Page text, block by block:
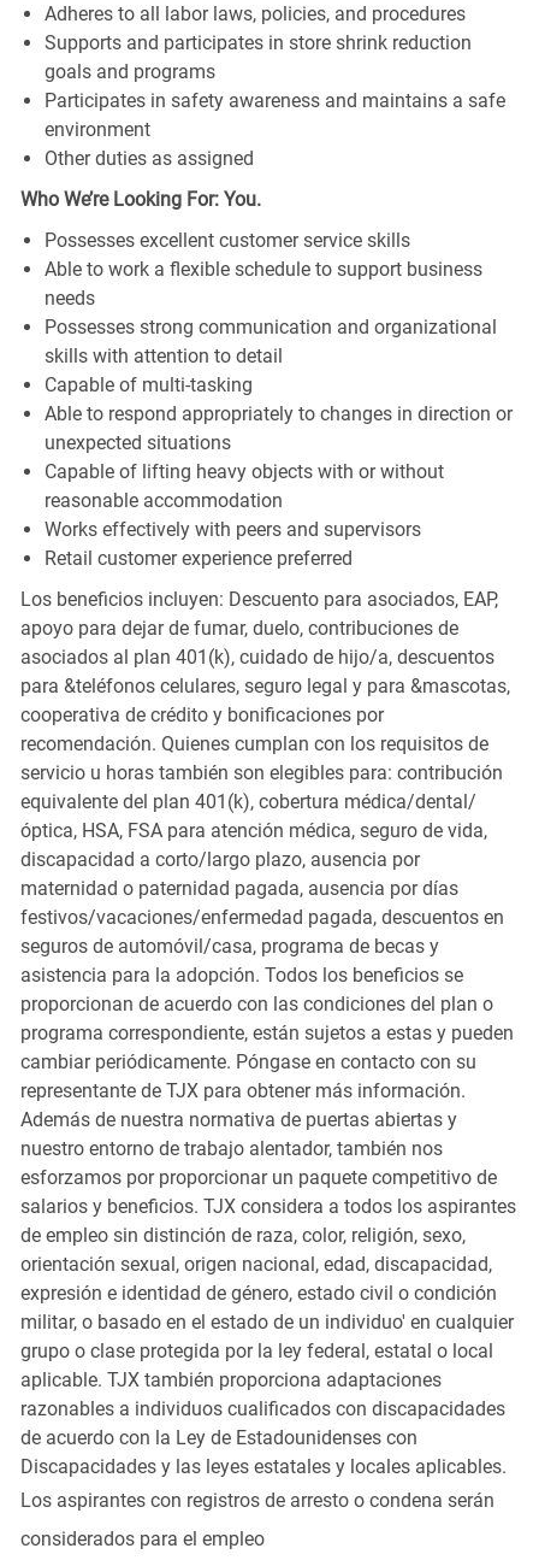
Adheres to all labor laws, policies, and procedures
Supports and participates in store shrink reduction
goals and programs
Participates in safety awareness and maintains a safe
environment
Other duties as assigned
Who We’re Looking For: You.
Possesses excellent customer service skills
Able to work a flexible schedule to support business
needs
Possesses strong communication and organizational
skills with attention to detail
Capable of multi-tasking
Able to respond appropriately to changes in direction or
unexpected situations
Capable of lifting heavy objects with or without
reasonable accommodation
Works effectively with peers and supervisors
Retail customer experience preferred
Los beneficios incluyen: Descuento para asociados, EAP,
apoyo para dejar de fumar, duelo, contribuciones de
asociados al plan 401(k), cuidado de hijo/a, descuentos
para &teléfonos celulares, seguro legal y para &mascotas,
cooperativa de crédito y bonificaciones por
recomendación. Quienes cumplan con los requisitos de
servicio u horas también son elegibles para: contribución
equivalente del plan 401(k), cobertura médica/dental/
óptica, HSA, FSA para atención médica, seguro de vida,
discapacidad a corto/largo plazo, ausencia por
maternidad o paternidad pagada, ausencia por días
festivos/vacaciones/enfermedad pagada, descuentos en
seguros de automóvil/casa, programa de becas y
asistencia para la adopción. Todos los beneficios se
proporcionan de acuerdo con las condiciones del plan o
programa correspondiente, están sujetos a estas y pueden
cambiar periódicamente. Póngase en contacto con su
representante de TJX para obtener más información.
Además de nuestra normativa de puertas abiertas y
nuestro entorno de trabajo alentador, también nos
esforzamos por proporcionar un paquete competitivo de
salarios y beneficios. TJX considera a todos los aspirantes
de empleo sin distinción de raza, color, religión, sexo,
orientación sexual, origen nacional, edad, discapacidad,
expresión e identidad de género, estado civil o condición
militar, o basado en el estado de un individuo' en cualquier
grupo o clase protegida por la ley federal, estatal o local
aplicable. TJX también proporciona adaptaciones
razonables a individuos cualificados con discapacidades
de acuerdo con la Ley de Estadounidenses con
Discapacidades y las leyes estatales y locales aplicables.
Los aspirantes con registros de arresto o condena serán
considerados para el empleo